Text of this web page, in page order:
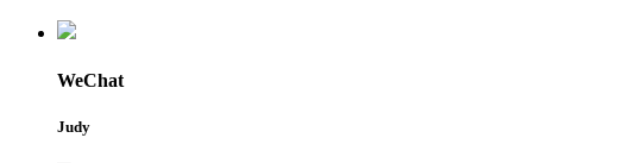
WeChat
Judy